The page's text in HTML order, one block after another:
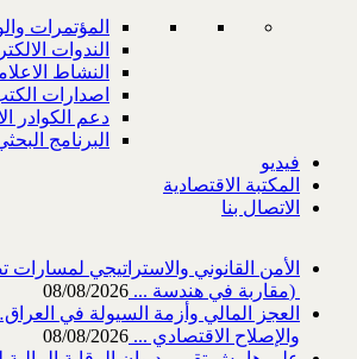
المؤتمرات
الندوات
النشاط
اصدارات
دعم الكوادر
البرنامج
فيديو
المكتبة الاقتصادية
الاتصال بنا
‎) ‎مقاربة في هندسة ...
08/08/2026
العجز المالي وأزمة السيولة في
والإصلاح الاقتصادي ... 08/08/2026